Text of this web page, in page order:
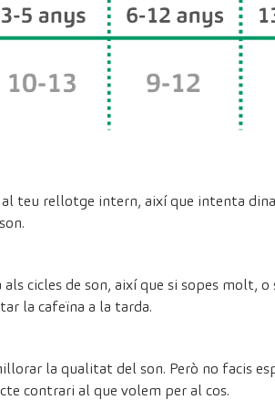
al teu rellotge intern, així que intenta
cicles de son, així que si sopes molt, o
la cafeïna a la tarda.
la qualitat del son. Però no facis
contrari al que volem per al cos.